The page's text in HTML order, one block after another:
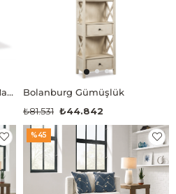
Bolanburg Yüksek Yemek Masası
Bolanburg Gümüşlük
₺44.842
₺81.531
%45